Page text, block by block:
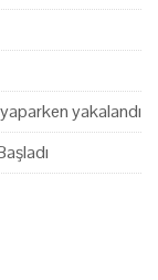
yakalandı